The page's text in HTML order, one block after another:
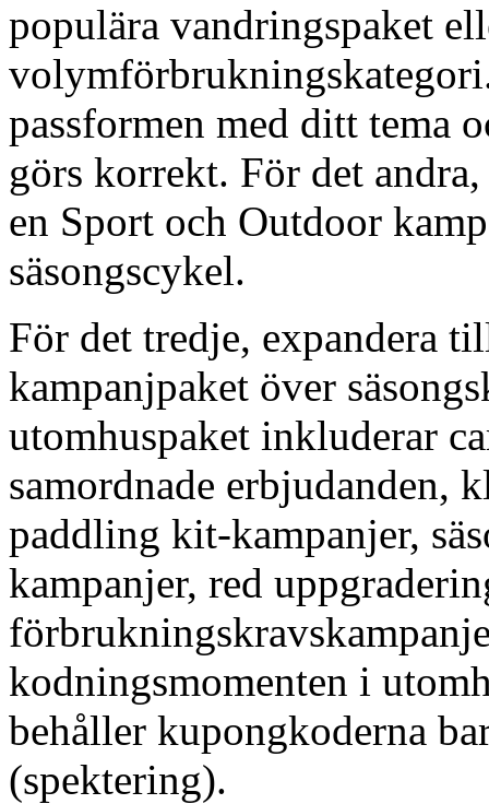
populära vandringspaket
passformen med ditt tema
görs korrekt. För det
en Sport och Outdoor
säsongscykel.
För det tredje, expandera
kampanjpaket över
utomhuspaket inkluderar
samordnade erbjudanden,
paddling kit-kampanjer,
kampanjer, red
kodningsmomenten i
behåller kupongkoderna
(spektering).